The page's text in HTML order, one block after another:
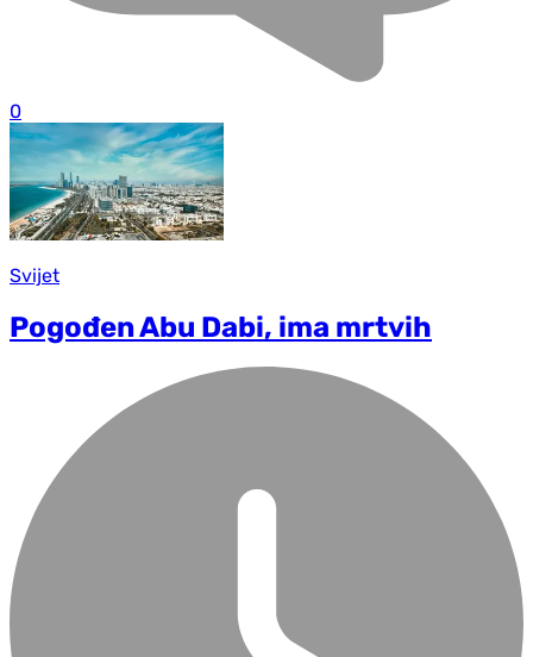
0
Svijet
Pogođen Abu Dabi, ima mrtvih